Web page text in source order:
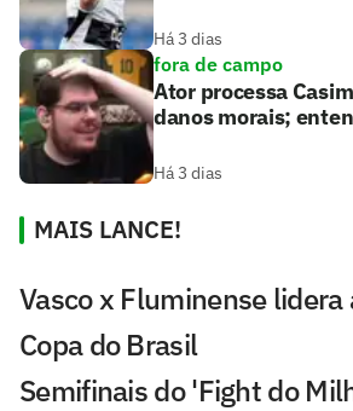
Há 3 dias
fora de campo
Ator processa
danos morais;
Há 3 dias
MAIS LANCE!
Vasco x Fluminense lidera
Copa do Brasil
Semifinais do 'Fight do